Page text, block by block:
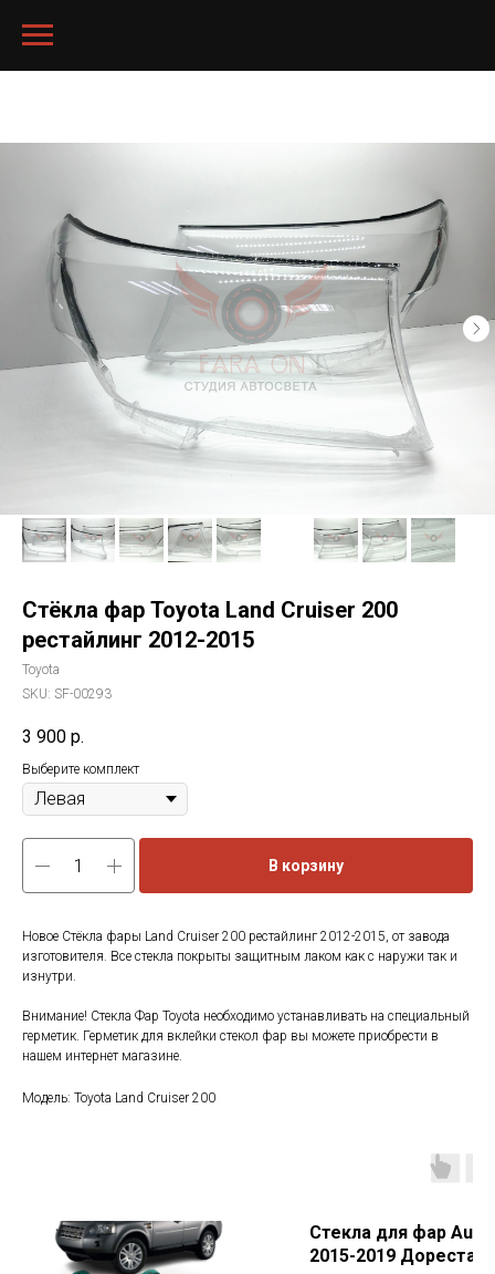
Стёкла фар Toyota Land Cruiser 200
рестайлинг 2012-2015
Toyota
SKU: SF-00293
3 900 р.
Выберите комплект
В корзину
Новое Стёкла фары Land Cruiser 200 рестайлинг 2012-2015, от завода
изготовителя. Все стекла покрыты защитным лаком как с наружи так и
изнутри.
Внимание! Стекла Фар Toyota необходимо устанавливать на специальный
герметик. Герметик для вклейки стекол фар вы можете приобрести в
нашем интернет магазине.
Модель: Toyota Land Cruiser 200
Стекла для фар Audi
2015-2019